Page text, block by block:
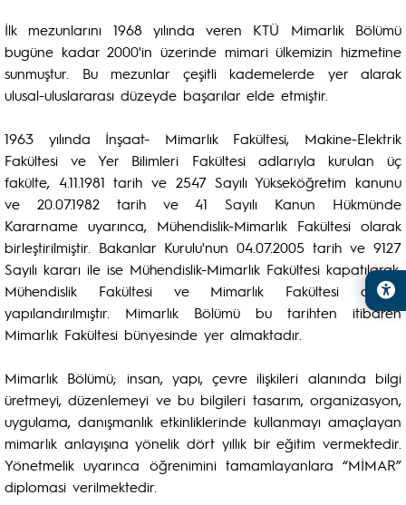
İlk mezunlarını 1968 yılında veren KTÜ Mimarlık Bölümü
bugüne kadar 2000'in üzerinde mimari ülkemizin hizmetine
sunmuştur. Bu mezunlar çeşitli kademelerde yer alarak
ulusal-uluslararası düzeyde başarılar elde etmiştir.
1963 yılında İnşaat- Mimarlık Fakültesi, Makine-Elektrik
Fakültesi ve Yer Bilimleri Fakültesi adlarıyla kurulan üç
fakülte, 4.11.1981 tarih ve 2547 Sayılı Yükseköğretim kanunu
ve 20.07.1982 tarih ve 41 Sayılı Kanun Hükmünde
Kararname uyarınca, Mühendislik-Mimarlık Fakültesi olarak
birleştirilmiştir. Bakanlar Kurulu'nun 04.07.2005 tarih ve 9127
Sayılı kararı ile ise Mühendislik-Mimarlık Fakültesi kapatılarak,
Mühendislik Fakültesi ve Mimarlık Fakültesi olarak
yapılandırılmıştır. Mimarlık Bölümü bu tarihten itibaren
Mimarlık Fakültesi bünyesinde yer almaktadır.
Mimarlık Bölümü; insan, yapı, çevre ilişkileri alanında bilgi
üretmeyi, düzenlemeyi ve bu bilgileri tasarım, organizasyon,
uygulama, danışmanlık etkinliklerinde kullanmayı amaçlayan
mimarlık anlayışına yönelik dört yıllık bir eğitim vermektedir.
Yönetmelik uyarınca öğrenimini tamamlayanlara “MİMAR”
diplomasi verilmektedir.